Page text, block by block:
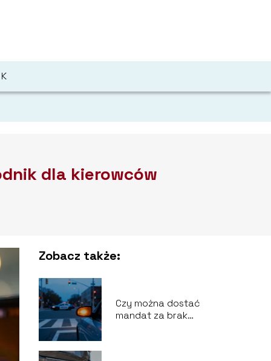
dla kierowców
Zobacz także:
Czy można dostać
mandat za brak